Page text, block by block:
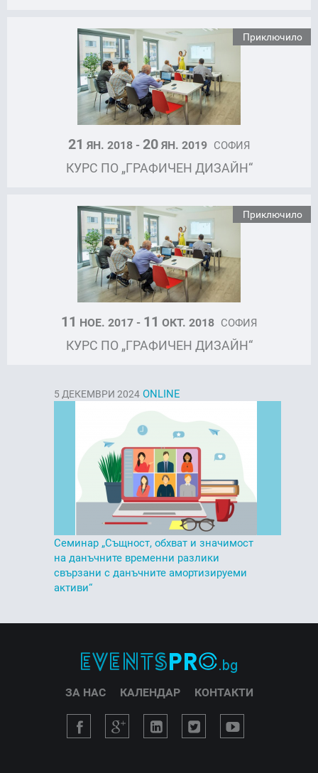
Приключило
21 ЯН. 2018 - 20ЯН. 2019 СОФИЯ
КУРС ПО „ГРАФИЧЕН ДИЗАЙН“
Приключило
11 НОЕ. 2017 - 11 ОКТ. 2018 СОФИЯ
КУРС ПО „ГРАФИЧЕН ДИЗАЙН“
5 ДЕКЕМВРИ 2024 ONLINE
Семинар „Същност, обхват и значимост
на данъчните временни разлики
свързани с данъчните амортизируеми
активи“
ЗА НАС КАЛЕНДАР КОНТАКТИ